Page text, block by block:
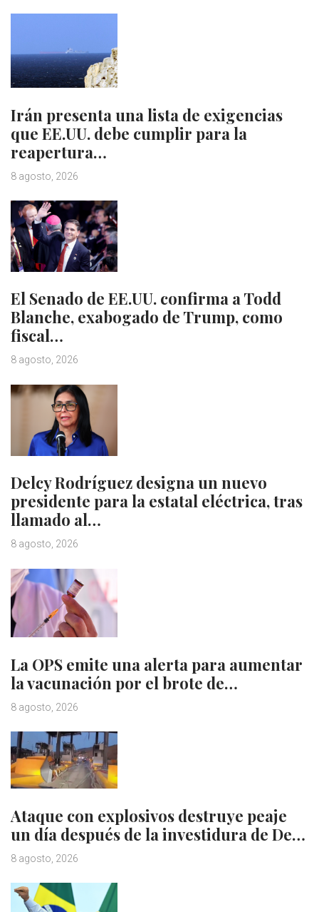
Irán presenta una lista de exigencias
que EE.UU. debe cumplir para la
reapertura…
8 agosto, 2026
El Senado de EE.UU. confirma a Todd
Blanche, exabogado de Trump, como
fiscal…
8 agosto, 2026
Delcy Rodríguez designa un nuevo
presidente para la estatal eléctrica, tras
llamado al…
8 agosto, 2026
La OPS emite una alerta para aumentar
la vacunación por el brote de…
8 agosto, 2026
Ataque con explosivos destruye peaje
un día después de la investidura de De…
8 agosto, 2026